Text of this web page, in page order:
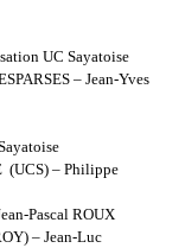
UC Sayatoise
– Jean-Yves
(UCS) – Philippe
Pascal ROUX
– Jean-Luc